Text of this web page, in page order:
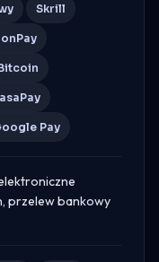
Skrill
Pay
przelew bankowy